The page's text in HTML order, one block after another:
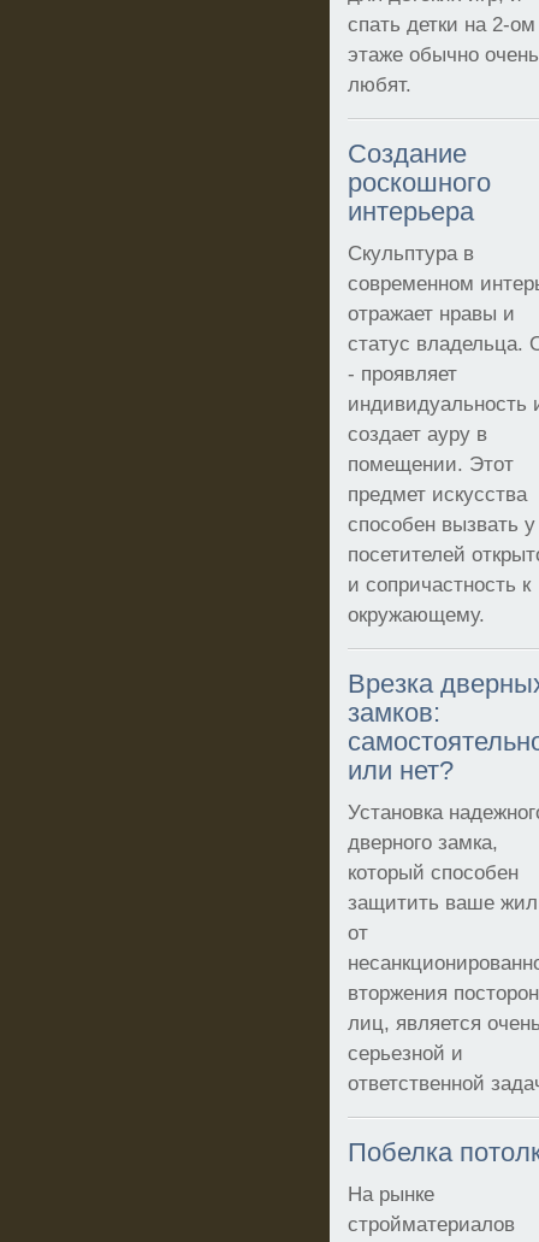
спать детки на 2-ом
этаже обычно очень
любят.
Создание
роскошного
интерьера
Скульптура в
современном
отражает нравы и
статус владельца.
- проявляет
индивидуальность
создает ауру в
помещении. Этот
предмет искусства
способен вызвать у
посетителей
и сопричастность к
окружающему.
Врезка
замков:
или нет?
Установка
дверного замка,
который способен
защитить ваше
от
вторжения
лиц, является
серьезной и
ответственной
Побелка
На рынке
стройматериалов